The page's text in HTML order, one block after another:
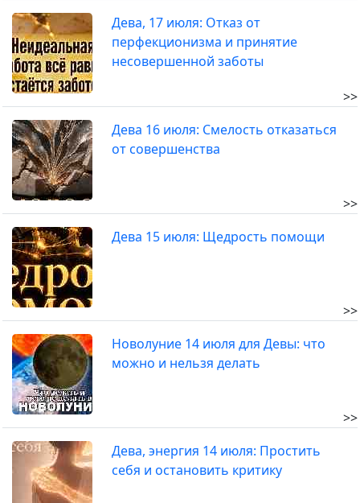
Дева, 17 июля: Отказ от
перфекционизма и принятие
несовершенной заботы
>>
Дева 16 июля: Смелость отказаться
от совершенства
>>
Дева 15 июля: Щедрость помощи
>>
Новолуние 14 июля для Девы: что
можно и нельзя делать
>>
Дева, энергия 14 июля: Простить
себя и остановить критику